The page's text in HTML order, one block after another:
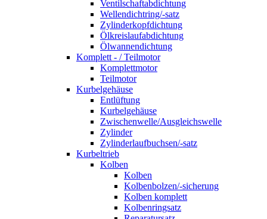
Ventilschaftabdichtung
Wellendichtring/-satz
Zylinderkopfdichtung
Ölkreislaufabdichtung
Ölwannendichtung
Komplett - / Teilmotor
Komplettmotor
Teilmotor
Kurbelgehäuse
Entlüftung
Kurbelgehäuse
Zwischenwelle/Ausgleichswelle
Zylinder
Zylinderlaufbuchsen/-satz
Kurbeltrieb
Kolben
Kolben
Kolbenbolzen/-sicherung
Kolben komplett
Kolbenringsatz